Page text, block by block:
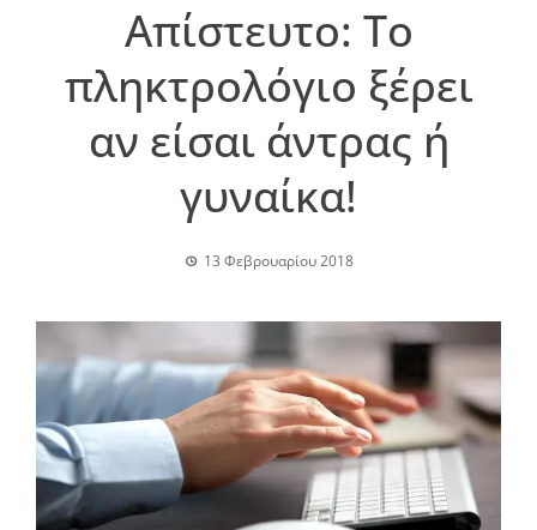
Απίστευτο: Το
πληκτρολόγιο ξέρει
αν είσαι άντρας ή
γυναίκα!
13 Φεβρουαρίου 2018